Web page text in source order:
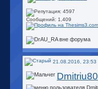
Сообщений: 1,409
21.08.2016, 23:53
Dmitriu80